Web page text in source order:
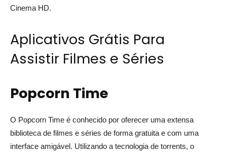
Cinema HD.
Aplicativos Grátis Para
Assistir Filmes e Séries
Popcorn Time
O Popcorn Time é conhecido por oferecer uma extensa
biblioteca de filmes e séries de forma gratuita e com uma
interface amigável. Utilizando a tecnologia de torrents, o